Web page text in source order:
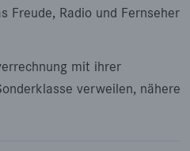
Freude, Radio und Fernseher
mit ihrer
verweilen, nähere